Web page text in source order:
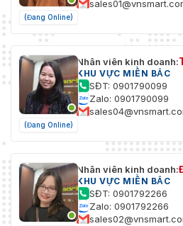
(Đang Online)
(Đang Online)
Nhân viên kinh doanh:
KHU VỰC MIỀN BẮC
SĐT: 0901790099
Zalo: 0901790099
Nhân viên kinh doanh:
KHU VỰC MIỀN BẮC
SĐT: 0901792266
Zalo: 0901792266